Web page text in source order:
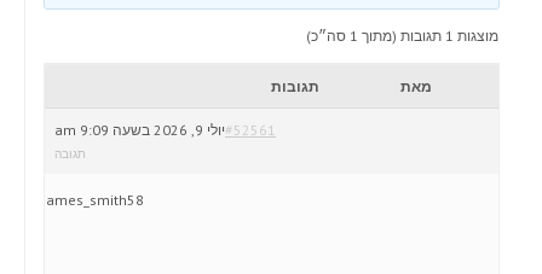
מוצגות 1 תגובות (מתוך 1 סה״כ)
מאת תגובות
יולי 9, 2026 בשעה 9:09 am#52561
תגובה
james_smith58